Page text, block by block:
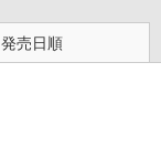
発売日順